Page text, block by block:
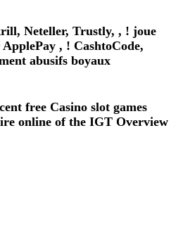
Neteller, Trustly, , ! joue
, ! CashtoCode,
abusifs boyaux
free Casino slot games
online of the IGT Overview